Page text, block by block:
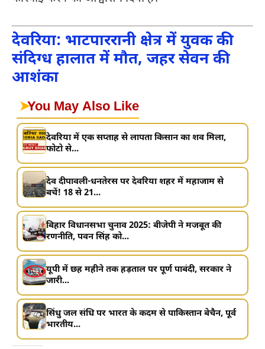
देवरिया: भाटपाररानी क्षेत्र में युवक की
संदिग्ध हालात में मौत, जहर सेवन की
आशंका
➤You May Also Like
देवरिया में एक सप्ताह से लापता किसान का शव मिला,
फोटो से...
देव दीपावली-धनतेरस पर देवरिया शहर में महाजाम से
बचें! 18 से 21...
बिहार विधानसभा चुनाव 2025: बीजेपी ने मजबूत की
रणनीति, पवन सिंह को...
यूपी में छह महीने तक हड़ताल पर पूर्ण पाबंदी, सरकार ने
जारी...
सिंधु जल संधि पर भारत के कदम से पाकिस्तान बेचैन, पूर्व
भारतीय...